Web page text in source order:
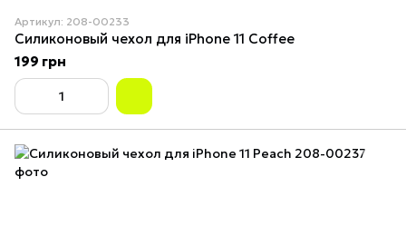
Артикул: 208-00233
Силиконовый чехол для iPhone 11 Coffee
199 грн